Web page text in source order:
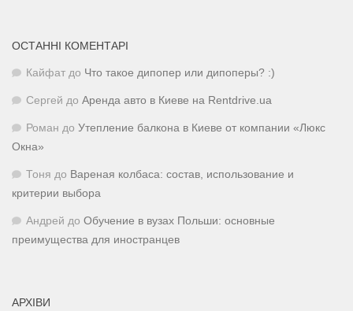
ОСТАННІ КОМЕНТАРІ
Кайфат до Что такое дипопер или дипоперы? :)
Сергей до Аренда авто в Киеве на Rentdrive.ua
Роман до Утепление балкона в Киеве от компании «Люкс
Окна»
Тоня до Вареная колбаса: состав, использование и
критерии выбора
Андрей до Обучение в вузах Польши: основные
преимущества для иностранцев
АРХІВИ